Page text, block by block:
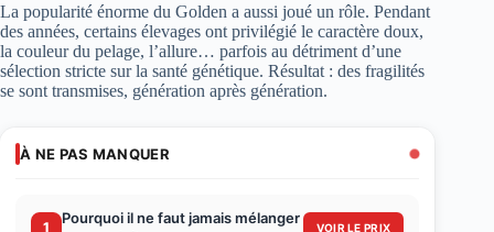
La popularité énorme du Golden a aussi joué un rôle. Pendant
des années, certains élevages ont privilégié le caractère doux,
la couleur du pelage, l’allure… parfois au détriment d’une
sélection stricte sur la santé génétique. Résultat : des fragilités
se sont transmises, génération après génération.
À NE PAS MANQUER
1
Pourquoi il ne faut jamais mélanger
VOIR LE PRIX